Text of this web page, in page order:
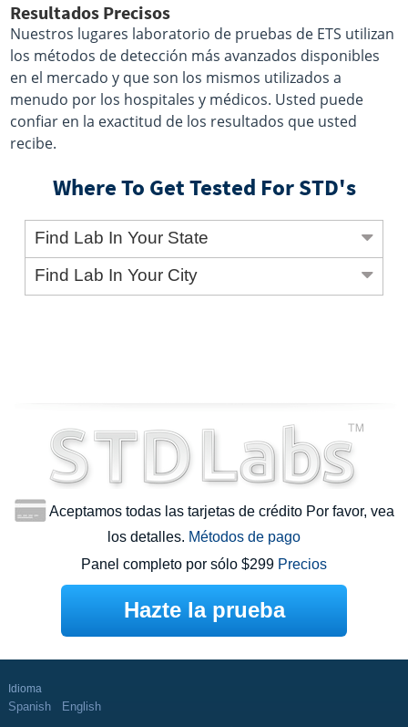
Resultados Precisos
Nuestros lugares laboratorio de pruebas de ETS utilizan
los métodos de detección más avanzados disponibles
en el mercado y que son los mismos utilizados a
menudo por los hospitales y médicos. Usted puede
confiar en la exactitud de los resultados que usted
recibe.
Where To Get Tested For STD's
Find Lab In Your State
Find Lab In Your City
Aceptamos todas las tarjetas de crédito Por favor, vea
los detalles. Métodos de pago
Panel completo por sólo $299 Precios
Hazte la prueba
Idioma
Spanish English